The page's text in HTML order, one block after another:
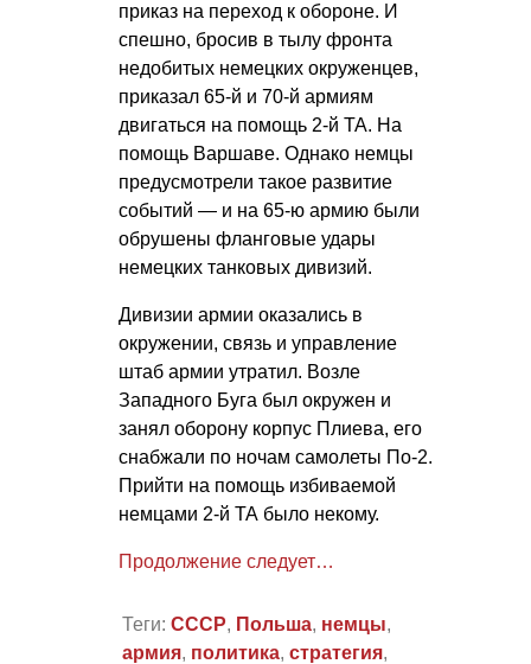
приказ на переход к обороне. И
спешно, бросив в тылу фронта
недобитых немецких окруженцев,
приказал 65-й и 70-й армиям
двигаться на помощь 2-й ТА. На
помощь Варшаве. Однако немцы
предусмотрели такое развитие
событий — и на 65-ю армию были
обрушены фланговые удары
немецких танковых дивизий.
Дивизии армии оказались в
окружении, связь и управление
штаб армии утратил. Возле
Западного Буга был окружен и
занял оборону корпус Плиева, его
снабжали по ночам самолеты По-2.
Прийти на помощь избиваемой
немцами 2-й ТА было некому.
Продолжение следует…
Теги: СССР, Польша, немцы,
армия, политика, стратегия,